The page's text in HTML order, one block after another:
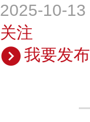
2025-10-13
关注
我要发布